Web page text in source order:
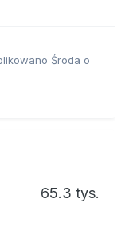
Środa o
65.3 tys.